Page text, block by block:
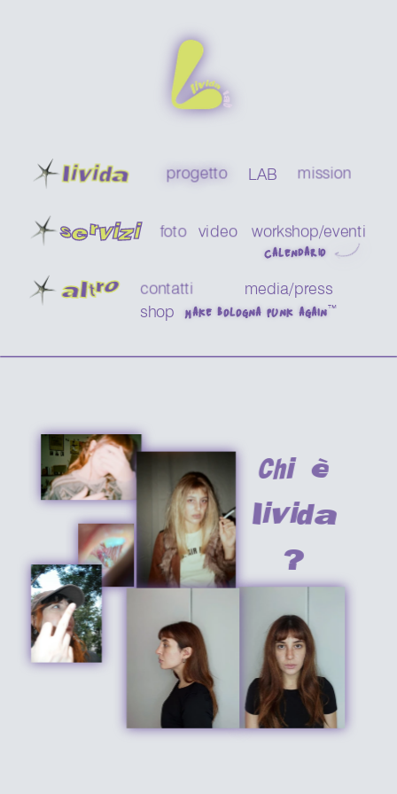
livida
servizi
altro
Chi è
livida
?
progetto mission
LAB
foto video workshop/eventi
CALENDARIO
contatti media/press
MAKE BOLOGNA PUNK AGAIN™
shop